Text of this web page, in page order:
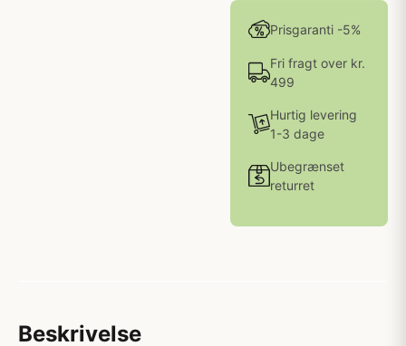
Prisgaranti -5%
Fri fragt over kr.
499
Hurtig levering
1-3 dage
Ubegrænset
returret
Beskrivelse